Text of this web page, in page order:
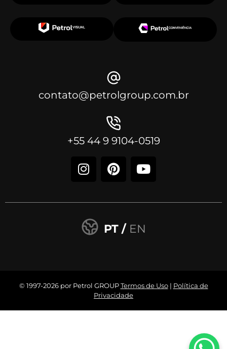
contato@petrolgroup.com.br
+55 44 9 9104-0519
PT / EN
© 1997-2026 por Petrol GROUPTermos de Uso| Política de
Privacidade